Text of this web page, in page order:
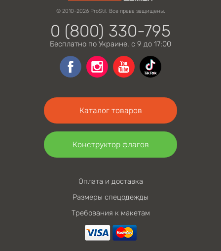
© 2010-2026 ProStil. Все права защищены.
0 (800) 330-795
Бесплатно по Украине. с 9 до 17:00
Каталог товаров
Конструктор флагов
Оплата и доставка
Размеры спецодежды
Требования к макетам